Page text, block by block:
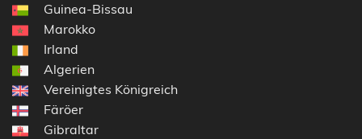
Guinea-Bissau
Marokko
Irland
Algerien
Vereinigtes Königreich
Färöer
Gibraltar